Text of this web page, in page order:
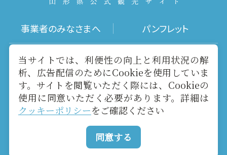
事業者のみなさまへ パンフレット
写真ダウンロード 動画ギャラリー
お役立ちリンク 当サイトについて
メールマガジン お問い合わせ
Copyright yamagatakanko.com 2020-2026 All Rights
当サイトでは、利便性の向上と利用状況の解
析、広告配信のためにCookieを使用していま
す。サイトを閲覧いただく際には、Cookieの
使用に同意いただく必要があります。詳細は
クッキーポリシーをご確認ください
同意する